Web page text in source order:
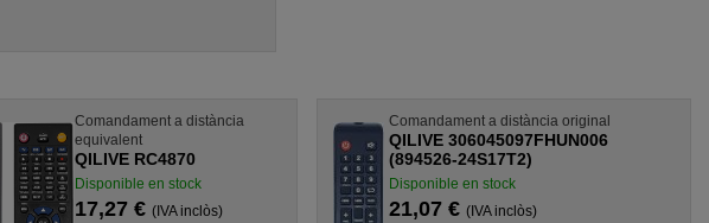
Comandament a distància
equivalent
QILIVE RC4870
Disponible en stock
17,27 €(IVA inclòs)
Comandament a distància original
QILIVE 306045097FHUN006
(894526-24S17T2)
Disponible en stock
21,07 € (IVA inclòs)